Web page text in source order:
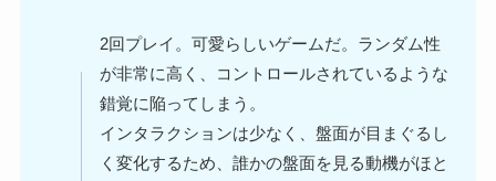
2回プレイ。可愛らしいゲームだ。ランダム性
が非常に高く、コントロールされているような
錯覚に陥ってしまう。
インタラクションは少なく、盤面が目まぐるし
く変化するため、誰かの盤面を見る動機がほと